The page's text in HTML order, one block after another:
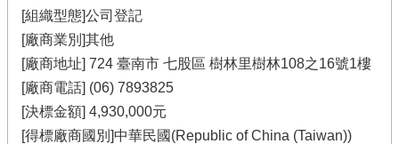
[組織型態]公司登記
[廠商業別]其他
[廠商地址] 724 臺南市 七股區 樹林里樹林108之16號1樓
[廠商電話] (06) 7893825
[決標金額] 4,930,000元
[得標廠商國別]中華民國(Republic of China (Taiwan))